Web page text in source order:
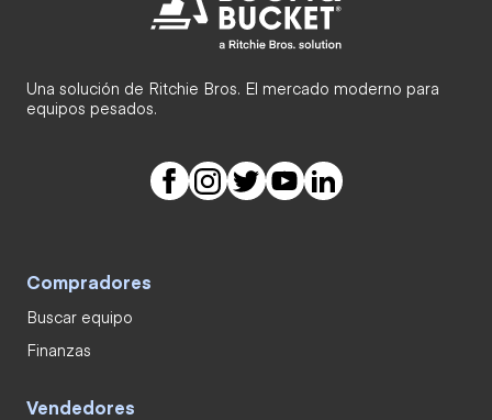
Una solución de Ritchie Bros. El mercado moderno para
equipos pesados.
Compradores
Buscar equipo
Finanzas
Vendedores